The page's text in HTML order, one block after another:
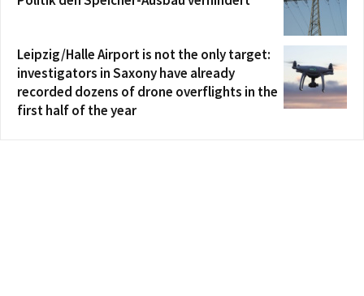
Leipzig/Halle Airport is not the only target:
investigators in Saxony have already
recorded dozens of drone overflights in the
first half of the year